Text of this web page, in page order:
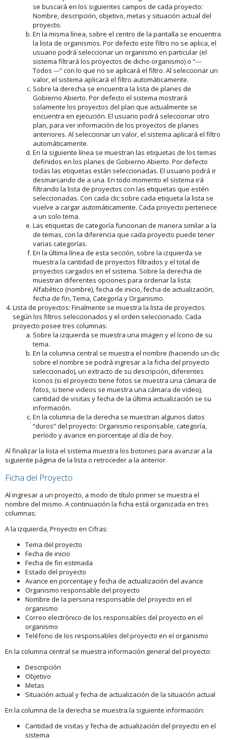
se buscará en los siguientes campos de cada proyecto:
Nombre, descripción, objetivo, metas y situación actual del
proyecto.
En la misma línea, sobre el centro de la pantalla se encuentra
la lista de organismos. Por defecto este filtro no se aplica, el
usuario podrá seleccionar un organismo en particular (el
sistema filtrará los proyectos de dicho organismo) o “---
Todos ---“ con lo que no se aplicará el filtro. Al seleccionar un
valor, el sistema aplicará el filtro automáticamente.
Sobre la derecha se encuentra la lista de planes de
Gobierno Abierto. Por defecto el sistema mostrará
solamente los proyectos del plan que actualmente se
encuentra en ejecución. El usuario podrá seleccionar otro
plan, para ver información de los proyectos de planes
anteriores. Al seleccionar un valor, el sistema aplicará el filtro
automáticamente.
En la siguiente línea se muestran las etiquetas de los temas
definidos en los planes de Gobierno Abierto. Por defecto
todas las etiquetas están seleccionadas. El usuario podrá ir
desmarcando de a una. En todo momento el sistema irá
filtrando la lista de proyectos con las etiquetas que estén
seleccionadas. Con cada clic sobre cada etiqueta la lista se
vuelve a cargar automáticamente. Cada proyecto pertenece
a un solo tema.
Las etiquetas de categoría funcionan de manera similar a la
de temas, con la diferencia que cada proyecto puede tener
varias categorías.
En la última línea de esta sección, sobre la izquierda se
muestra la cantidad de proyectos filtrados y el total de
proyectos cargados en el sistema. Sobre la derecha de
muestran diferentes opciones para ordenar la lista:
Alfabético (nombre), fecha de inicio, fecha de actualización,
fecha de fin, Tema, Categoría y Organismo.
Lista de proyectos: Finalmente se muestra la lista de proyectos
según los filtros seleccionados y el orden seleccionado. Cada
proyecto posee tres columnas:
Sobre la izquierda se muestra una imagen y el ícono de su
tema.
En la columna central se muestra el nombre (haciendo un clic
sobre el nombre se podrá ingresar a la ficha del proyecto
seleccionado), un extracto de su descripción, diferentes
íconos (si el proyecto tiene fotos se muestra una cámara de
fotos, si tiene videos se muestra una cámara de video),
cantidad de visitas y fecha de la última actualización se su
información.
En la columna de la derecha se muestran algunos datos
“duros” del proyecto: Organismo responsable, categoría,
período y avance en porcentaje al día de hoy.
Al finalizar la lista el sistema muestra los botones para avanzar a la
siguiente página de la lista o retroceder a la anterior.
Ficha del Proyecto
Al ingresar a un proyecto, a modo de título primer se muestra el
nombre del mismo. A continuación la ficha está organizada en tres
columnas:
A la izquierda, Proyecto en Cifras:
Tema del proyecto
Fecha de inicio
Fecha de fin estimada
Estado del proyecto
Avance en porcentaje y fecha de actualización del avance
Organismo responsable del proyecto
Nombre de la persona responsable del proyecto en el
organismo
Correo electrónico de los responsables del proyecto en el
organismo
Teléfono de los responsables del proyecto en el organismo
En la columna central se muestra información general del proyecto:
Descripción
Objetivo
Metas
Situación actual y fecha de actualización de la situación actual
En la columna de la derecha se muestra la siguiente información:
Cantidad de visitas y fecha de actualización del proyecto en el
sistema